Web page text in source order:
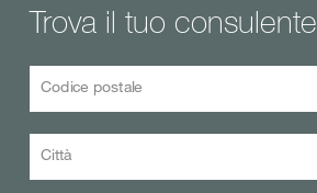
Trova il tuo consulente
Codice postale
Città